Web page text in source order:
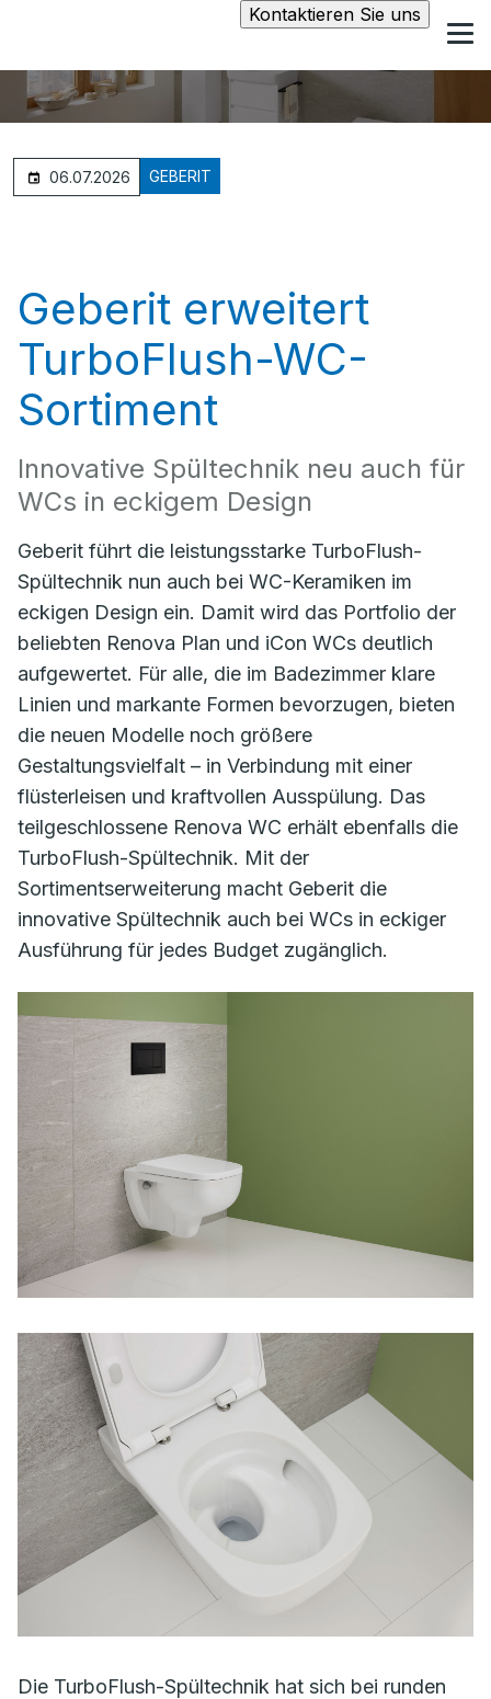
Kontaktieren Sie uns
06.07.2026 GEBERIT
Geberit erweitert
TurboFlush-WC-
Sortiment
Innovative Spültechnik neu auch für
WCs in eckigem Design
Geberit führt die leistungsstarke TurboFlush-
Spültechnik nun auch bei WC-Keramiken im
eckigen Design ein. Damit wird das Portfolio der
beliebten Renova Plan und iCon WCs deutlich
aufgewertet. Für alle, die im Badezimmer klare
Linien und markante Formen bevorzugen, bieten
die neuen Modelle noch größere
Gestaltungsvielfalt – in Verbindung mit einer
flüsterleisen und kraftvollen Ausspülung. Das
teilgeschlossene Renova WC erhält ebenfalls die
TurboFlush-Spültechnik. Mit der
Sortimentserweiterung macht Geberit die
innovative Spültechnik auch bei WCs in eckiger
Ausführung für jedes Budget zugänglich.
Die TurboFlush-Spültechnik hat sich bei runden